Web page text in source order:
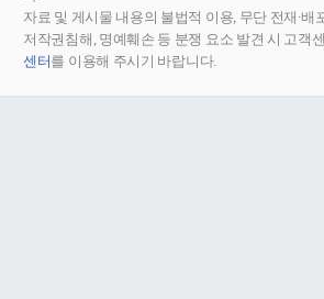
자료 및 게시물 내용의 불법적 이용, 무단 전재∙배
저작권침해, 명예훼손 등 분쟁 요소 발견 시 고객
센터를 이용해 주시기 바랍니다.